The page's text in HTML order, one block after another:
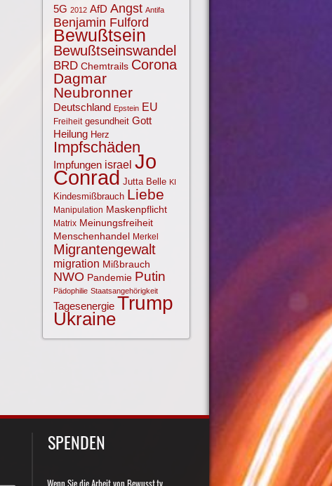
5G 2012 AfD Angst Antifa
Benjamin Fulford
Bewußtsein
Bewußtseinswandel
BRD Chemtrails Corona
Dagmar
Neubronner
Deutschland Epstein EU
Freiheit gesundheit Gott
Heilung Herz
Impfschäden
Impfungen israel Jo
Conrad Jutta Belle KI
Kindesmißbrauch Liebe
Manipulation Maskenpflicht
Matrix Meinungsfreiheit
Menschenhandel Merkel
Migrantengewalt
migration Mißbrauch
NWO Pandemie Putin
Pädophilie Staatsangehörigkeit
Tagesenergie Trump
Ukraine
SPENDEN
Wenn Sie die Arbeit von Bewusst.tv